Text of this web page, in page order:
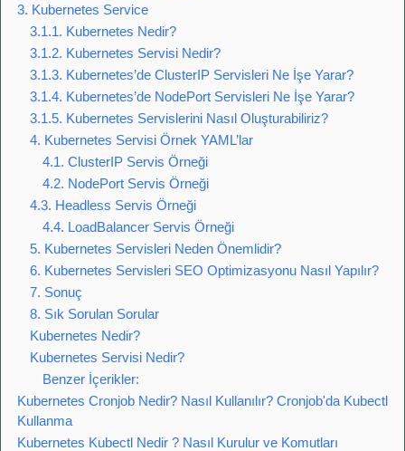
3. Kubernetes Service
3.1.1. Kubernetes Nedir?
3.1.2. Kubernetes Servisi Nedir?
3.1.3. Kubernetes’de ClusterIP Servisleri Ne İşe Yarar?
3.1.4. Kubernetes’de NodePort Servisleri Ne İşe Yarar?
3.1.5. Kubernetes Servislerini Nasıl Oluşturabiliriz?
4. Kubernetes Servisi Örnek YAML’lar
4.1. ClusterIP Servis Örneği
4.2. NodePort Servis Örneği
4.3. Headless Servis Örneği
4.4. LoadBalancer Servis Örneği
5. Kubernetes Servisleri Neden Önemlidir?
6. Kubernetes Servisleri SEO Optimizasyonu Nasıl Yapılır?
7. Sonuç
8. Sık Sorulan Sorular
Kubernetes Nedir?
Kubernetes Servisi Nedir?
Benzer İçerikler:
Kubernetes Cronjob Nedir? Nasıl Kullanılır? Cronjob'da Kubectl
Kullanma
Kubernetes Kubectl Nedir ? Nasıl Kurulur ve Komutları